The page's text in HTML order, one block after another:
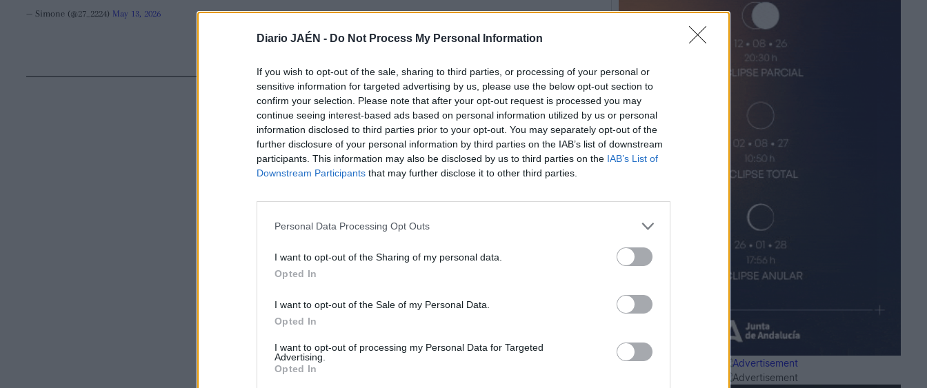
Diario JAÉN - Do Not Process My Personal Information
If you wish to opt-out of the sale, sharing to third parties, or processing of your personal or
sensitive information for targeted advertising by us, please use the below opt-out section to
confirm your selection. Please note that after your opt-out request is processed you may
continue seeing interest-based ads based on personal information utilized by us or personal
information disclosed to third parties prior to your opt-out. You may separately opt-out of the
further disclosure of your personal information by third parties on the IAB’s list of downstream
participants. This information may also be disclosed by us to third parties on the IAB’s List of
Downstream Participants that may further disclose it to other third parties.
Personal Data Processing Opt Outs
I want to opt-out of the Sharing of my personal data.
Opted In
I want to opt-out of the Sale of my Personal Data.
Opted In
I want to opt-out of processing my Personal Data for Targeted
Advertising.
Opted In
— Simone (@27_2224) May 13, 2026